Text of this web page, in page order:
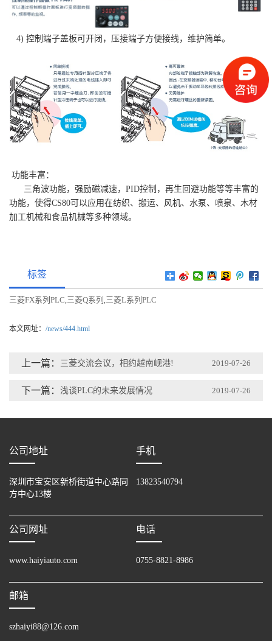
4) 控制端子盖板可开闭，压接端子方便接线，维护简单。
功能丰富：
三角波功能，强励磁减速，PID控制，再生回避功能等等丰富的
功能，使得CS80可以应用在纺织、搬运、风机、水泵、喷泉、木材
加工机械和食品机械等多种领域。
标签
三菱FX系列PLC 三菱Q系列 三菱L系列PLC
本文网址： /news/444.html
上一篇： 三菱交流会议，相约越南岘港! 2019-07-26
下一篇： 浅谈PLC的未来发展情况 2019-07-26
公司地址
深圳市宝安区新桥街道中心路同
方中心13楼
手机
13823540794
公司网址
www.haiyiauto.com
电话
0755-8821-8986
邮箱
szhaiyi88@126.com